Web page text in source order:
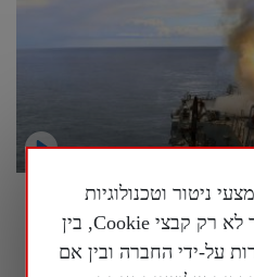
"הסינים רוצים
ניטור וטכנולוגיות
מקוונות שונות, לרבות אך לא רק קבצי Cookie, בין
על-ידי החברה ובין אם